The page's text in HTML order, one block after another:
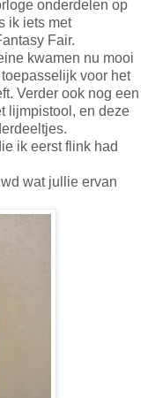
onderdelen op
ik iets met
Fair.
kwamen nu mooi
voor het
Verder ook nog een
lijmpistool, en deze
ik eerst flink had
wat jullie ervan